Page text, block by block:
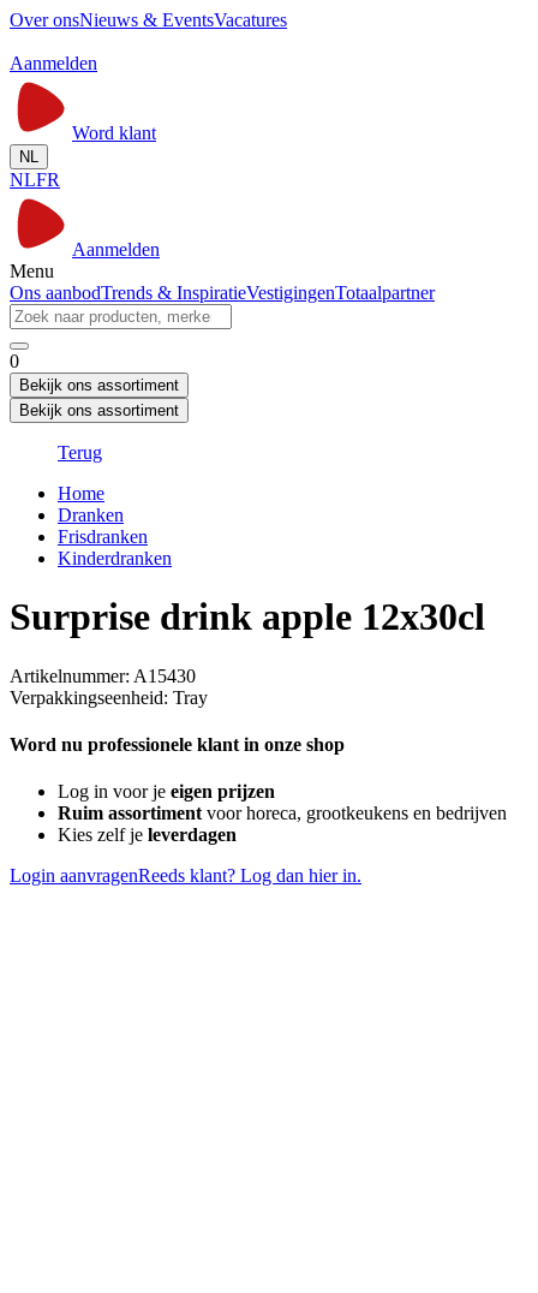
Over onsNieuws & EventsVacatures
Aanmelden
Word klant
NL
NLFR
Aanmelden
Menu
Ons aanbodTrends & InspiratieVestigingenTotaalpartner
0
Bekijk ons assortiment
Bekijk ons assortiment
Terug
Home
Dranken
Frisdranken
Kinderdranken
Surprise drink apple 12x30cl
Artikelnummer: A15430
Verpakkingseenheid: Tray
Word nu professionele klant in onze shop
Log in voor je eigen prijzen
Ruim assortimentvoor horeca, grootkeukens en bedrijven
Kies zelf je leverdagen
Login aanvragenReeds klant? Log dan hier in.